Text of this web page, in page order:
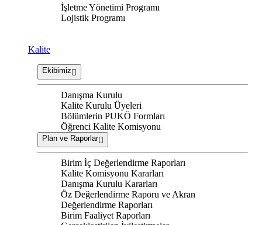
İşletme Yönetimi Programı
Lojistik Programı
Kalite
Ekibimiz
Danışma Kurulu
Kalite Kurulu Üyeleri
Bölümlerin PUKÖ Formları
Öğrenci Kalite Komisyonu
Plan ve Raporlar
Birim İç Değerlendirme Raporları
Kalite Komisyonu Kararları
Danışma Kurulu Kararları
Öz Değerlendirme Raporu ve Akran
Değerlendirme Raporları
Birim Faaliyet Raporları